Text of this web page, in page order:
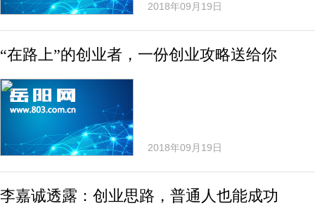
2018年09月19日
“在路上”的创业者，一份创业攻略送给你
2018年09月19日
李嘉诚透露：创业思路，普通人也能成功